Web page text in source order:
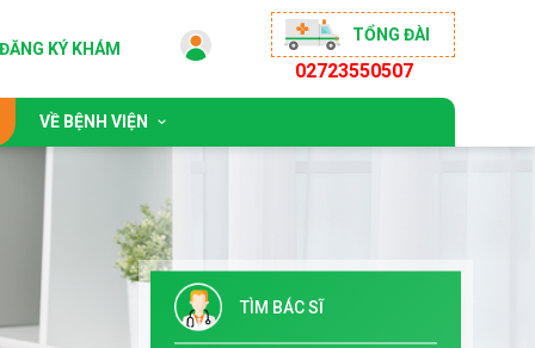
ĐĂNG KÝ KHÁM
TỔNG ĐÀI
02723550507
VỀ BỆNH VIỆN
Đội ngũ bác sĩ
Chỉ đạo tuyến & Đào tạo
Danh mục dịch vụ kỹ thuật TÌM BÁC SĨ